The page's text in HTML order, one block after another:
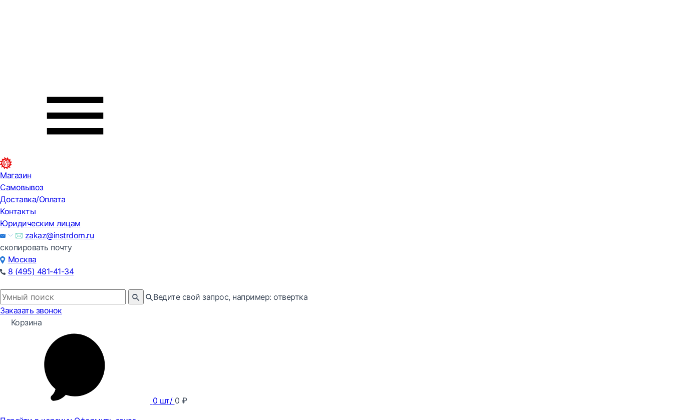
Магазин
Самовывоз
Доставка/Оплата
Контакты
Юридическим лицам
zakaz@instrdom.ru
скопировать почту
Москва
8 (495) 481-41-34
Ведите свой запрос, например: отвертка
Заказать звонок
Корзина
0 шт/ 0 ₽